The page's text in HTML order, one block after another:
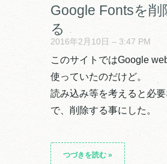
Google Fontsを削
る
2016年2月10日 – 3:47 PM
このサイトではGoogle
使っていたのだけど。
読み込み等を考えると必
で、削除する事にした。
つづきを読む »